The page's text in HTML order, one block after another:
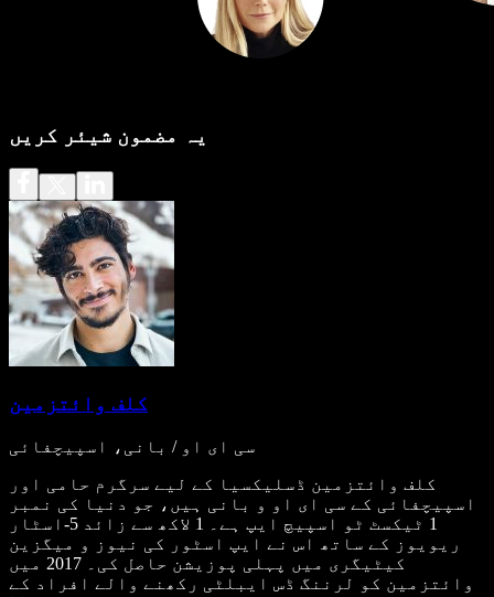
یہ مضمون شیئر کریں
کلف وائتزمین
سی ای او / بانی، اسپیچفائی
کلف وائتزمین ڈسلیکسیا کے لیے سرگرم حامی اور
اسپیچفائی کے سی ای او و بانی ہیں، جو دنیا کی نمبر
1 ٹیکسٹ ٹو اسپیچ ایپ ہے۔ 1 لاکھ سے زائد 5-اسٹار
ریویوز کے ساتھ اس نے ایپ اسٹور کی نیوز و میگزین
کیٹیگری میں پہلی پوزیشن حاصل کی۔ 2017 میں
وائتزمین کو لرننگ ڈس ایبلٹی رکھنے والے افراد کے